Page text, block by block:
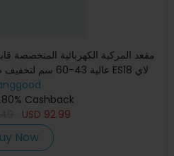
مقعد المركبة الكهربائية المتخصصة
عالية 43-60 سم لتخفيف صدمة الكرسي لسكوتر لاوتي ES18 لاي
Cashback
USD 92.99
Now